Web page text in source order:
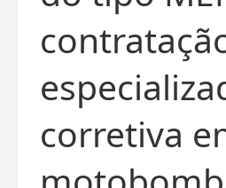
corretiva